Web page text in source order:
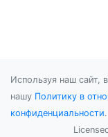
Используя наш сайт,
нашу Политику в
конфиденциальности.